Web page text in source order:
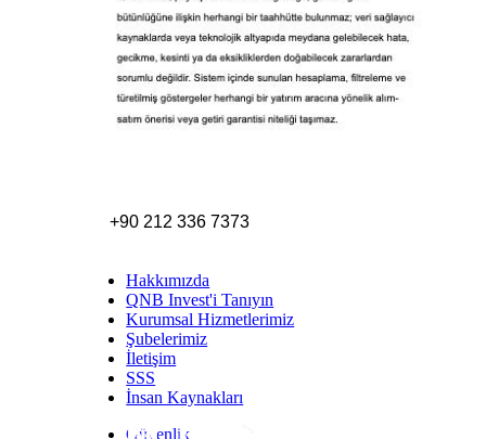
+90 212 336 7373
Hakkımızda
QNB Invest'i Tanıyın
Kurumsal Hizmetlerimiz
Şubelerimiz
İletişim
SSS
İnsan Kaynakları
Güvenlik